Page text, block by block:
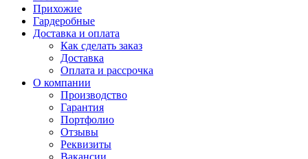
Прихожие
Гардеробные
Доставка и оплата
Как сделать заказ
Доставка
Оплата и рассрочка
О компании
Производство
Гарантия
Портфолио
Отзывы
Реквизиты
Вакансии